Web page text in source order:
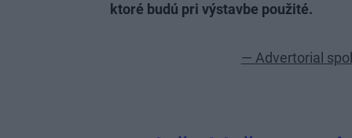
ktoré budú pri výstavbe použité.
— Advertorial